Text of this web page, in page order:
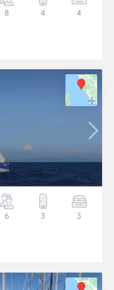
8 4 4
6 3 3